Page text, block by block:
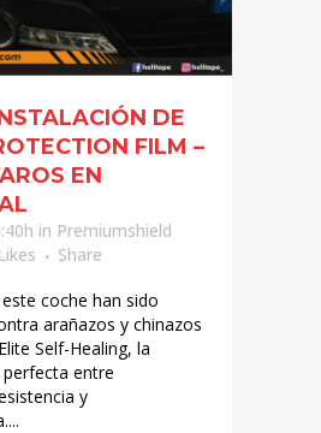
DE
FILM –
EN
in Premiumshield
Likes
Share
coche han sido
arañazos y chinazos
Self-Healing, la
entre
y